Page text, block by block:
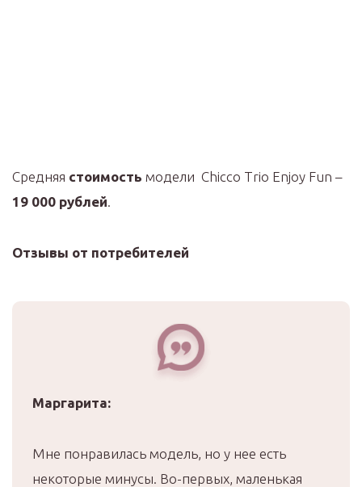
Средняя стоимость модели Chicco Trio Enjoy Fun –
19 000 рублей.
Отзывы от потребителей
Маргарита:
Мне понравилась модель, но у нее есть
некоторые минусы. Во-первых, маленькая